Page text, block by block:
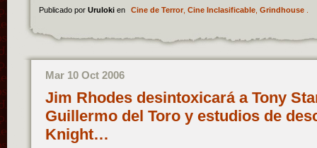
Publicado por Uruloki en Cine de Terror, Cine Inclasificable, Grindhouse.
Mar 10 Oct 2006
Jim Rhodes desintoxicará a Tony
Guillermo del Toro y estudios de
Knight…